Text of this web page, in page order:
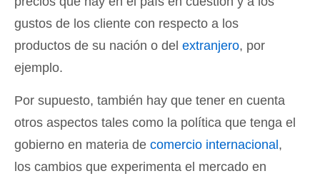
gustos de los cliente con respecto a los
productos de su nación o del extranjero, por
ejemplo.
Por supuesto, también hay que tener en cuenta
otros aspectos tales como la política que tenga el
gobierno en materia de comercio internacional ,
los cambios que experimenta el mercado en